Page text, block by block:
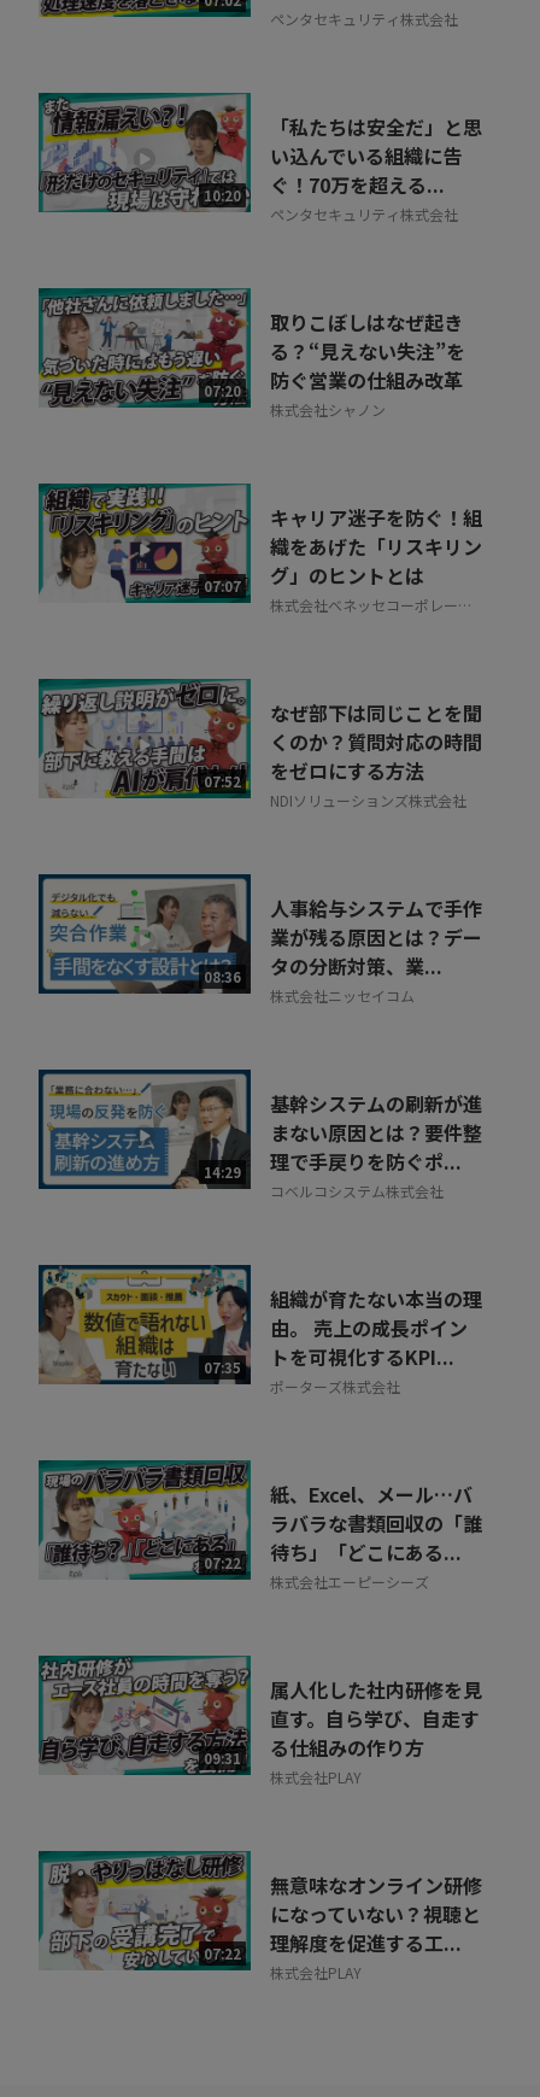
ペンタセキュリティ株式会社
10:20
「私たちは安全だ」と思
い込んでいる組織に告
ぐ！70万を超える...
ペンタセキュリティ株式会社
07:20
取りこぼしはなぜ起き
る？“見えない失注”を
防ぐ営業の仕組み改革
株式会社シャノン
07:07
キャリア迷子を防ぐ！組
織をあげた「リスキリン
グ」のヒントとは
株式会社ベネッセコーポレーシ
07:52
なぜ部下は同じことを聞
くのか？質問対応の時間
をゼロにする方法
NDIソリューションズ株式会社
08:36
人事給与システムで手作
業が残る原因とは？デー
タの分断対策、業...
株式会社ニッセイコム
14:29
基幹システムの刷新が進
まない原因とは？要件整
理で手戻りを防ぐポ...
コベルコシステム株式会社
07:35
組織が育たない本当の理
由。 売上の成長ポイン
トを可視化するKPI...
ポーターズ株式会社
07:22
紙、Excel、メール…バ
ラバラな書類回収の「誰
待ち」「どこにある...
株式会社エーピーシーズ
09:31
属人化した社内研修を見
直す。自ら学び、自走す
る仕組みの作り方
株式会社PLAY
07:22
無意味なオンライン研修
になっていない？視聴と
理解度を促進する工...
株式会社PLAY